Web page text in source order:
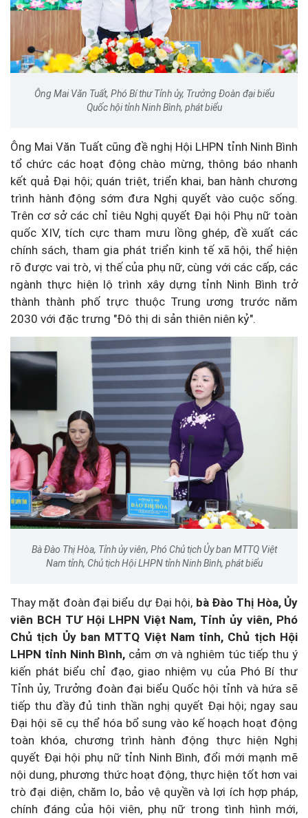
Ông Mai Văn Tuất, Phó Bí thư Tỉnh ủy, Trưởng Đoàn đại biểu
Quốc hội tỉnh Ninh Bình, phát biểu
Ông Mai Văn Tuất cũng đề nghị Hội LHPN tỉnh Ninh Bình
tổ chức các hoạt động chào mừng, thông báo nhanh
kết quả Đại hội; quán triệt, triển khai, ban hành chương
trình hành động sớm đưa Nghị quyết vào cuộc sống.
Trên cơ sở các chỉ tiêu Nghị quyết Đại hội Phụ nữ toàn
quốc XIV, tích cực tham mưu lồng ghép, đề xuất các
chính sách, tham gia phát triển kinh tế xã hội, thể hiện
rõ được vai trò, vị thế của phụ nữ, cùng với các cấp, các
ngành thực hiện lộ trình xây dựng tỉnh Ninh Bình trở
thành thành phố trực thuộc Trung ương trước năm
2030 với đặc trưng "Đô thị di sản thiên niên kỷ".
Bà Đào Thị Hòa, Tỉnh ủy viên, Phó Chủ tịch Ủy ban MTTQ Việt
Nam tỉnh, Chủ tịch Hội LHPN tỉnh Ninh Bình, phát biểu
Thay mặt đoàn đại biểu dự Đại hội, bà Đào Thị Hòa, Ủy
viên BCH TƯ Hội LHPN Việt Nam, Tỉnh ủy viên, Phó
Chủ tịch Ủy ban MTTQ Việt Nam tỉnh, Chủ tịch Hội
LHPN tỉnh Ninh Bình, cảm ơn và nghiêm túc tiếp thu ý
kiến phát biểu chỉ đạo, giao nhiệm vụ của Phó Bí thư
Tỉnh ủy, Trưởng đoàn đại biểu Quốc hội tỉnh và hứa sẽ
tiếp thu đầy đủ tinh thần nghị quyết Đại hội; ngay sau
Đại hội sẽ cụ thể hóa bổ sung vào kế hoạch hoạt động
toàn khóa, chương trình hành động thực hiện Nghị
quyết Đại hội phụ nữ tỉnh Ninh Bình, đổi mới mạnh mẽ
nội dung, phương thức hoạt động, thực hiện tốt hơn vai
trò đại diện, chăm lo, bảo vệ quyền và lợi ích hợp pháp,
chính đáng của hội viên, phụ nữ trong tình hình mới,